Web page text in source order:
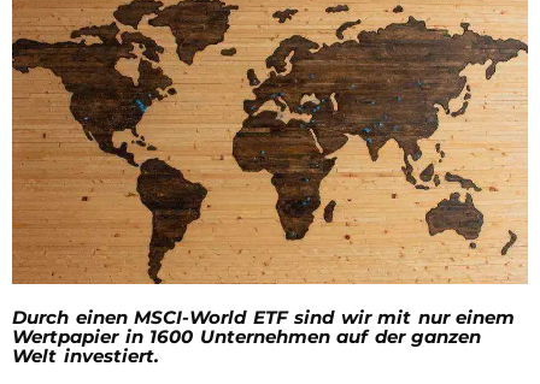
Durch einen MSCI-World ETF sind wir mit nur einem
Wertpapier in 1600 Unternehmen auf der ganzen
Welt investiert.